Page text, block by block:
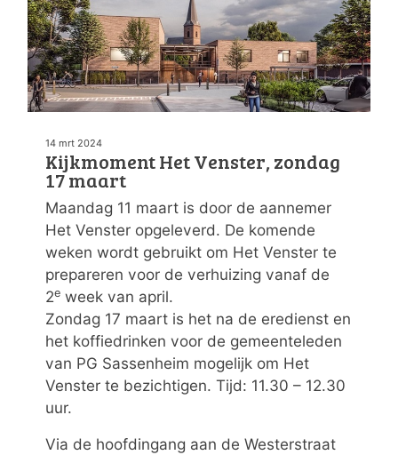
14 mrt 2024
Kijkmoment Het Venster, zondag
17 maart
Maandag 11 maart is door de aannemer
Het Venster opgeleverd. De komende
weken wordt gebruikt om Het Venster te
prepareren voor de verhuizing vanaf de
2e week van april.
Zondag 17 maart is het na de eredienst en
het koffiedrinken voor de gemeenteleden
van PG Sassenheim mogelijk om Het
Venster te bezichtigen. Tijd: 11.30 – 12.30
uur.
Via de hoofdingang aan de Westerstraat